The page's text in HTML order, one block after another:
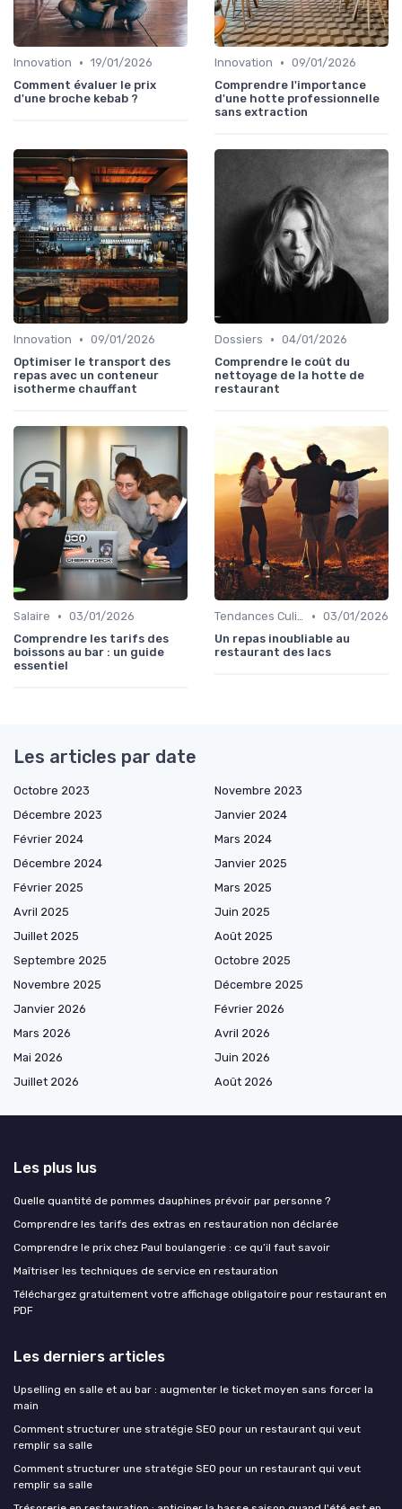
Innovation • 19/01/2026
Comment évaluer le prix
d'une broche kebab ?
Innovation • 09/01/2026
Comprendre l'importance
d'une hotte professionnelle
sans extraction
Innovation • 09/01/2026
Optimiser le transport des
repas avec un conteneur
isotherme chauffant
Dossiers • 04/01/2026
Comprendre le coût du
nettoyage de la hotte de
restaurant
Salaire • 03/01/2026
Comprendre les tarifs des
boissons au bar : un guide
essentiel
Tendances Culinaire • 03/01/2026
Un repas inoubliable au
restaurant des lacs
Les articles par date
Octobre 2023
Novembre 2023
Décembre 2023
Janvier 2024
Février 2024
Mars 2024
Décembre 2024
Janvier 2025
Février 2025
Mars 2025
Avril 2025
Juin 2025
Juillet 2025
Août 2025
Septembre 2025
Octobre 2025
Novembre 2025
Décembre 2025
Janvier 2026
Février 2026
Mars 2026
Avril 2026
Mai 2026
Juin 2026
Juillet 2026
Août 2026
Les plus lus
Quelle quantité de pommes dauphines prévoir par personne ?
Comprendre les tarifs des extras en restauration non déclarée
Comprendre le prix chez Paul boulangerie : ce qu’il faut savoir
Maîtriser les techniques de service en restauration
Téléchargez gratuitement votre affichage obligatoire pour restaurant en
PDF
Les derniers articles
Upselling en salle et au bar : augmenter le ticket moyen sans forcer la
main
Comment structurer une stratégie SEO pour un restaurant qui veut
remplir sa salle
Comment structurer une stratégie SEO pour un restaurant qui veut
remplir sa salle